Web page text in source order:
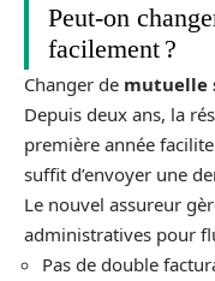
Peut-on
facilement ?
Changer de mutuelle
Depuis deux ans, la
première année
suffit d’envoyer une
Le nouvel assureur
administratives pour
Pas de double